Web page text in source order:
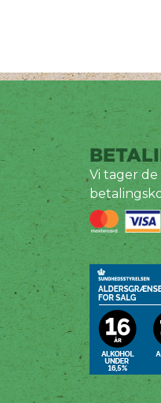
Vi tager